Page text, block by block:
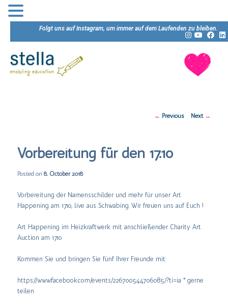
Folgt uns auf Instagram, um immer auf dem Laufenden zu bleiben.
Post
← Previous Next →
Vorbereitung für den 17.10
Posted on8. October 2018
Vorbereitung der Namensschilder und mehr für unser Art
Happening am 17.10, live aus Schwabing. Wir freuen uns auf Euch !
Art Happening im Heizkraftwerk mit anschließender Charity Art
Auction am 17.10
Kommen Sie und bringen Sie fünf Ihrer Freunde mit:
https://www.facebook.com/events/226700544706085/?ti=ia * gerne
teilen